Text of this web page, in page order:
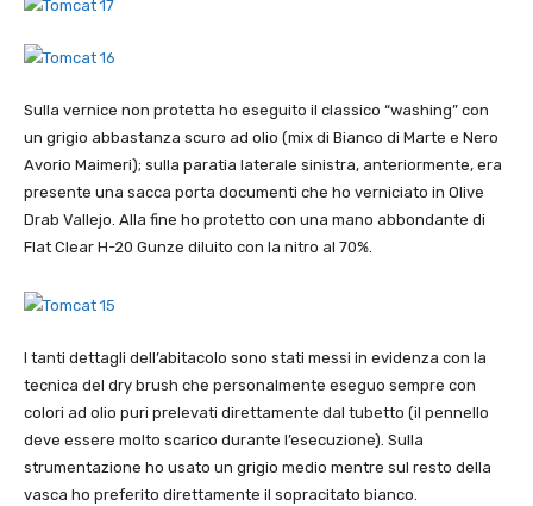
Sulla vernice non protetta ho eseguito il classico “washing” con
un grigio abbastanza scuro ad olio (mix di Bianco di Marte e Nero
Avorio Maimeri); sulla paratia laterale sinistra, anteriormente, era
presente una sacca porta documenti che ho verniciato in Olive
Drab Vallejo. Alla fine ho protetto con una mano abbondante di
Flat Clear H-20 Gunze diluito con la nitro al 70%.
I tanti dettagli dell’abitacolo sono stati messi in evidenza con la
tecnica del dry brush che personalmente eseguo sempre con
colori ad olio puri prelevati direttamente dal tubetto (il pennello
deve essere molto scarico durante l’esecuzione). Sulla
strumentazione ho usato un grigio medio mentre sul resto della
vasca ho preferito direttamente il sopracitato bianco.